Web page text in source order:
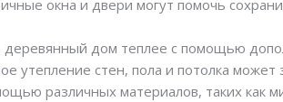
окна и двери могут помочь
дом теплее с помощью
утепление стен, пола и потолка
различных материалов, таких как